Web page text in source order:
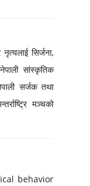
सिर्जना,
सांस्कृतिक
सर्जक तथा
मञ्चको
behavior